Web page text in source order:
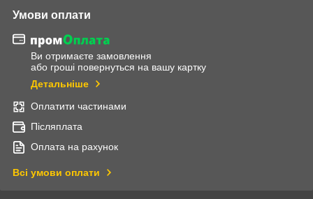
Умови оплати
Ви отримаєте замовлення
або гроші повернуться на вашу картку
Детальніше
Оплатити частинами
Післяплата
Оплата на рахунок
Всі умови оплати